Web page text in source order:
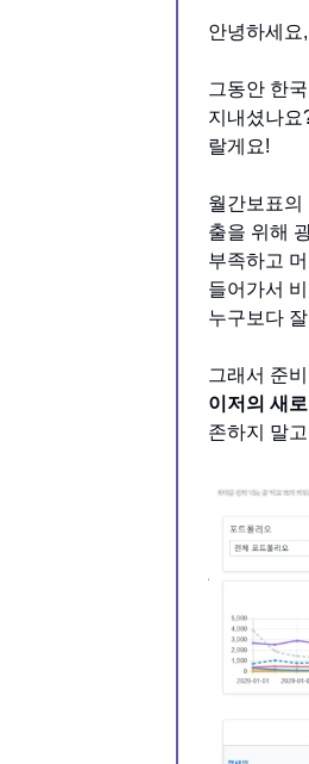
안녕하세요
그동안 한
지내셨나요
랄게요!
월간보표
출을 위해
부족하고
들어가서
누구보다
그래서 준
이저의 새
존하지 말